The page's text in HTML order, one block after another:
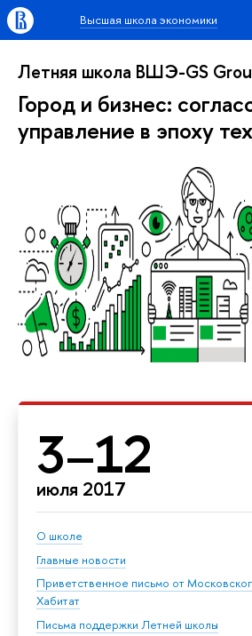
Высшая школа экономики
Летняя школа ВШЭ-GS
Город и бизнес:
управление в эпоху
3–12
июля 2017
О школе
Главные новости
Приветственное письмо от
Хабитат
Письма поддержки Летней школы